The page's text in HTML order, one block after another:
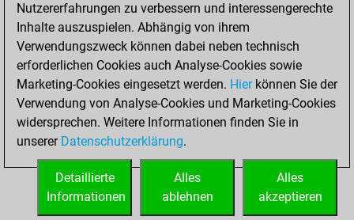
Bauer setzt Matt
0
Erstickte Matts
Unterverwandlungen
Türme auf der siebten
1
STARTSEITE
Nutzererfahrungen zu verbessern und interessengerechte
Inhalte auszuspielen. Abhängig von ihrem
Verwendungszweck können dabei neben technisch
erforderlichen Cookies auch Analyse-Cookies sowie
Marketing-Cookies eingesetzt werden. Hierkönnen Sie der
Verwendung von Analyse-Cookies und Marketing-Cookies
widersprechen. Weitere Informationen finden Sie in
unserer Datenschutzerklärung.
Alles
akzeptieren
Alles
ablehnen
Detaillierte
Informationen